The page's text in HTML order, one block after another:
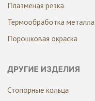
Плазменая резка
Термообработка металла
Порошковая окраска
ДРУГИЕ ИЗДЕЛИЯ
Стопорные кольца